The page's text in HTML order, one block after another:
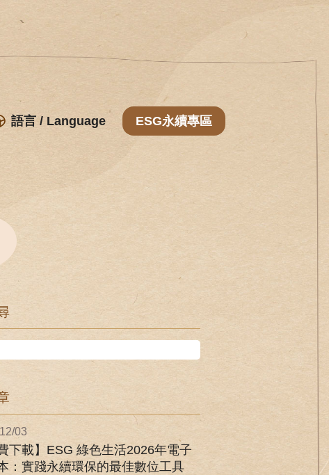
語言 / Language ESG永續專區
03
下載】ESG 綠色生活2026年電子
：實踐永續環保的最佳數位工具